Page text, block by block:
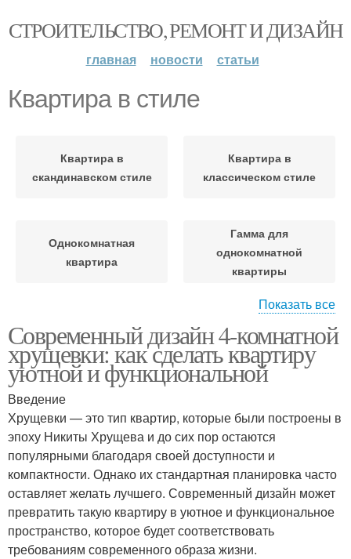
СТРОИТЕЛЬСТВО, РЕМОНТ И ДИЗАЙН
главная новости статьи
Квартира в стиле
Квартира в
скандинавском стиле
Квартира в
классическом стиле
Однокомнатная
квартира
Гамма для
однокомнатной
квартиры
однокомнатной
квартире
Квартиры для семьи
Квартира для
максимального
комфорта
малогабаритных
квартир
Современные стили Стили для хрущевки
Показать все
Современный дизайн 4-комнатной
хрущевки: как сделать квартиру
уютной и функциональной
Введение
Хрущевки — это тип квартир, которые были построены в
эпоху Никиты Хрущева и до сих пор остаются
популярными благодаря своей доступности и
компактности. Однако их стандартная планировка часто
оставляет желать лучшего. Современный дизайн может
превратить такую квартиру в уютное и функциональное
пространство, которое будет соответствовать
требованиям современного образа жизни.